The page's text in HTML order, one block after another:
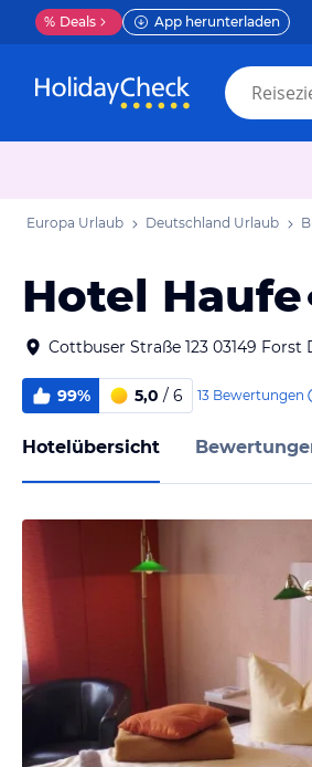
% Deals App herunterladen
Europa Urlaub Deutschland Urlaub
Hotel Haufe
Cottbuser Straße 123 03149 Forst
99% 5,0 / 6 13 Bewertungen
Hotelübersicht